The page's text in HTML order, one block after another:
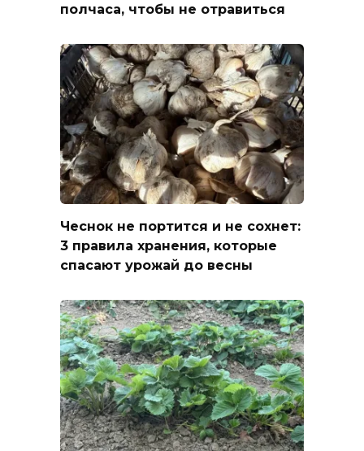
полчаса, чтобы не отравиться
Чеснок не портится и не сохнет:
3 правила хранения, которые
спасают урожай до весны